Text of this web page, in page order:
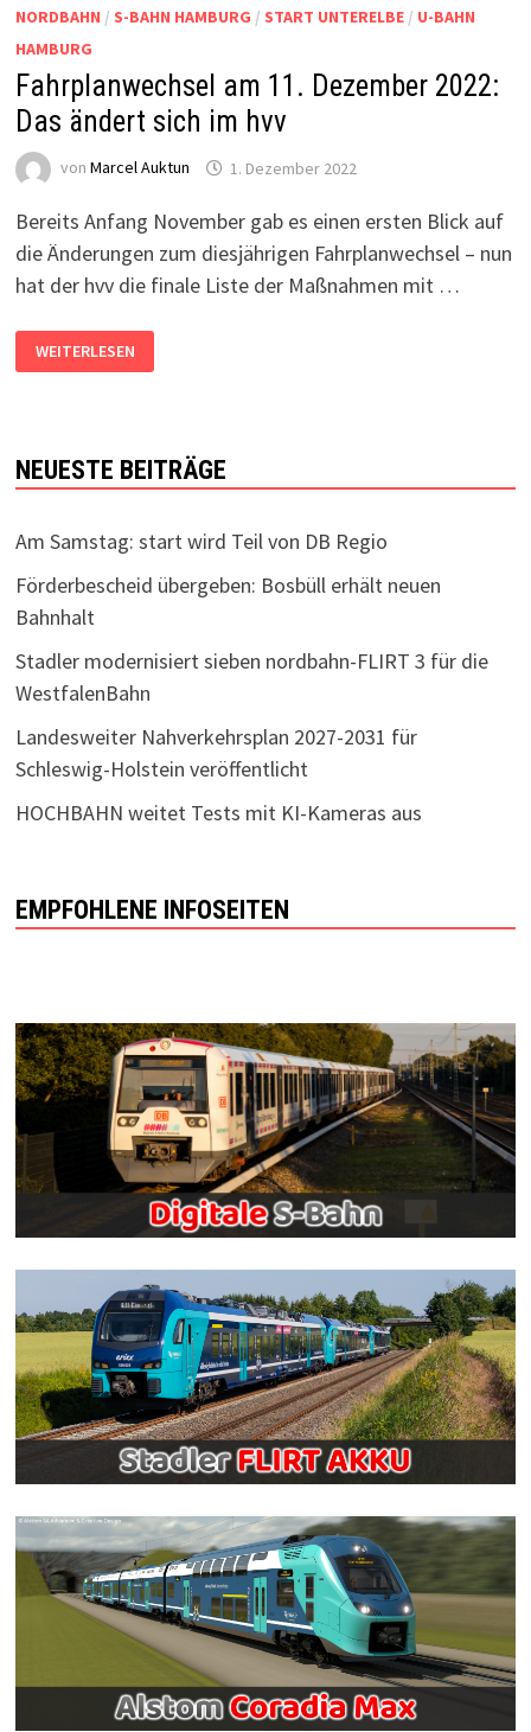
NORDBAHN / S-BAHN HAMBURG / START UNTERELBE/ U-BAHN
HAMBURG
Fahrplanwechsel am 11. Dezember 2022:
Das ändert sich im hvv
von Marcel Auktun 1. Dezember 2022
Bereits Anfang November gab es einen ersten Blick auf
die Änderungen zum diesjährigen Fahrplanwechsel – nun
hat der hvv die finale Liste der Maßnahmen mit …
FAHRPLANWECHSEL
AM
11.
SICH
IM
HVV
WEITERLESEN
NEUESTE BEITRÄGE
Am Samstag: start wird Teil von DB Regio
Förderbescheid übergeben: Bosbüll erhält neuen
Bahnhalt
Stadler modernisiert sieben nordbahn-FLIRT 3 für die
WestfalenBahn
Landesweiter Nahverkehrsplan 2027-2031 für
Schleswig-Holstein veröffentlicht
HOCHBAHN weitet Tests mit KI-Kameras aus
EMPFOHLENE INFOSEITEN